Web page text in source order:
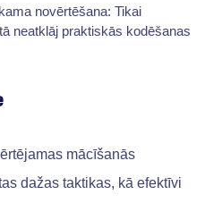
novērtēšana: Tikai
neatklāj praktiskās kodēšanas
mācīšanās
dažas taktikas, kā efektīvi